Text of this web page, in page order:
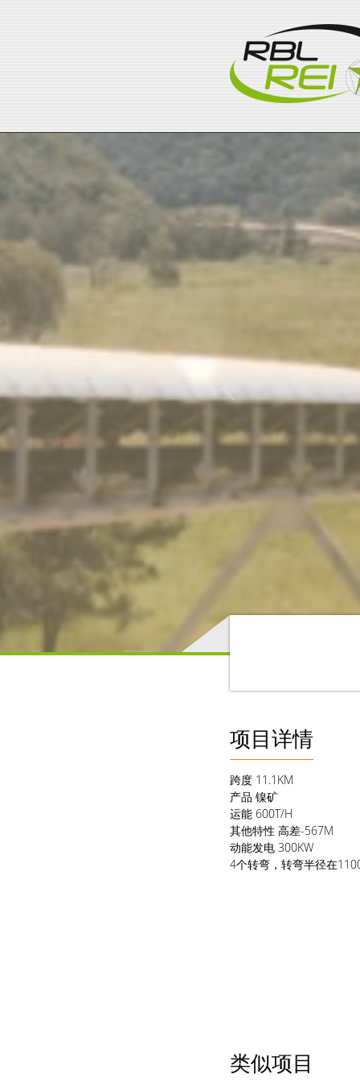
项目详情
跨度 11.1KM
产品 镍矿
运能 600T/H
其他特性 高差-567M
动能发电 300KW
4个转弯，转弯半径在
类似项目